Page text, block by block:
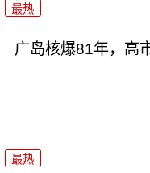
最热
广岛核爆81年，高
最热